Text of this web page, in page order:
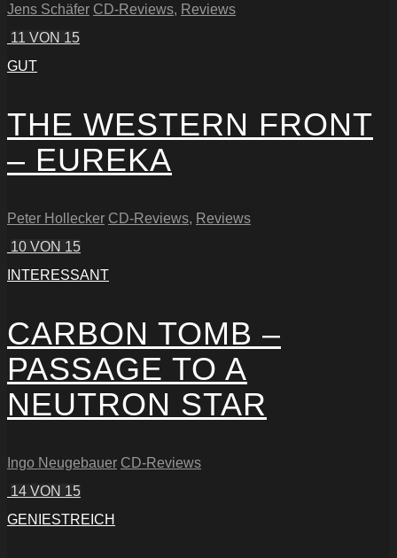
Jens Schäfer CD-Reviews, Reviews
11 VON 15
GUT
THE WESTERN FRONT
– EUREKA
Peter Hollecker CD-Reviews, Reviews
10 VON 15
INTERESSANT
CARBON TOMB –
PASSAGE TO A
NEUTRON STAR
Ingo Neugebauer CD-Reviews
14 VON 15
GENIESTREICH